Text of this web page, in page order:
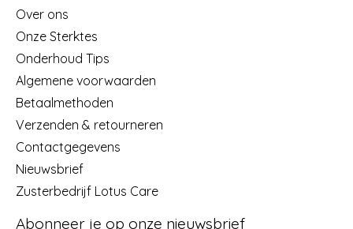
Over ons
Onze Sterktes
Onderhoud Tips
Algemene voorwaarden
Betaalmethoden
Verzenden & retourneren
Contactgegevens
Nieuwsbrief
Zusterbedrijf Lotus Care
Abonneer je op onze nieuwsbrief